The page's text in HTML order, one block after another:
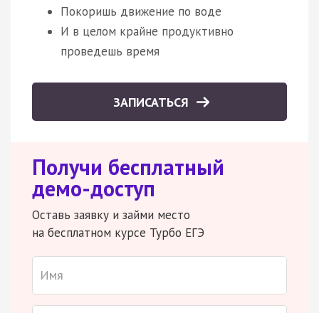
Покоришь движение по воде
И в целом крайне продуктивно
проведешь время
ЗАПИСАТЬСЯ
Получи бесплатный
демо-доступ
Оставь заявку и займи место
на бесплатном курсе Турбо ЕГЭ